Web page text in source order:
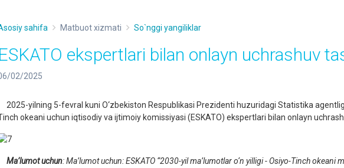
sahifa Matbuot xizmati So`nggi yangiliklar
ESKATO ekspertlari bilan onlayn uchrashuv
02/2025
2025-yilning 5-fevral kuni O‘zbekiston Respublikasi Prezidenti huzuridagi Statistika
okeani uchun iqtisodiy va ijtimoiy komissiyasi (ESKATO) ekspertlari bilan onlayn
Ma’lumot uchun: Ma’lumot uchun: ESKATO “2030-yil ma’lumotlar o‘n yilligi - Osiyo-Tinch okeani